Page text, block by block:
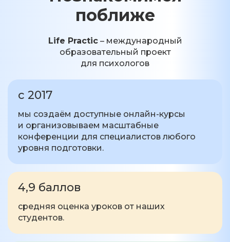
поближе
Life Practic– международный
образовательный проект
для психологов
с 2017
мы создаём доступные онлайн-курсы
и организовываем масштабные
конференции для специалистов любого
уровня подготовки.
4,9 баллов
средняя оценка уроков от наших
студентов.